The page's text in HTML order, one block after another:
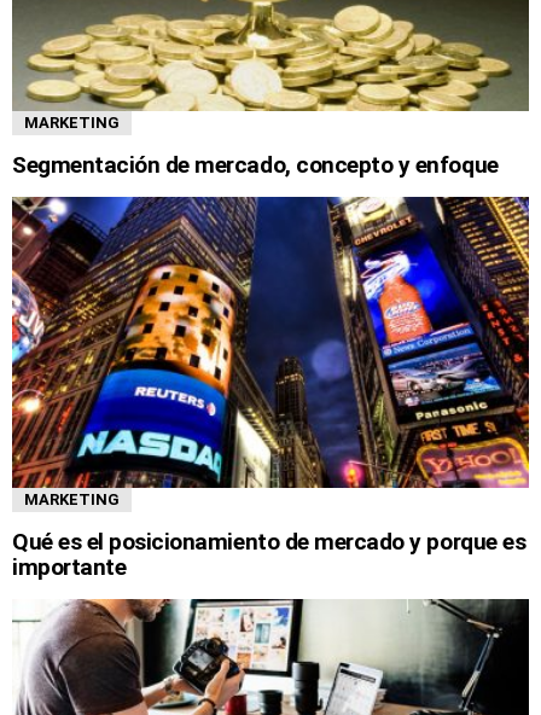
MARKETING
Segmentación de mercado, concepto y enfoque
MARKETING
Qué es el posicionamiento de mercado y porque es
importante